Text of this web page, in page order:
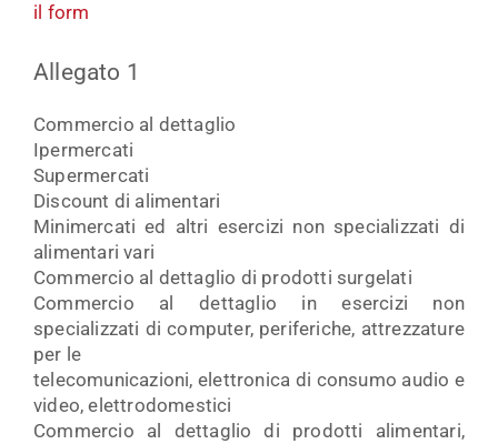
il form
Allegato 1
Commercio al dettaglio
Ipermercati
Supermercati
Discount di alimentari
Minimercati ed altri esercizi non specializzati di
alimentari vari
Commercio al dettaglio di prodotti surgelati
Commercio al dettaglio in esercizi non
specializzati di computer, periferiche, attrezzature
per le
telecomunicazioni, elettronica di consumo audio e
video, elettrodomestici
Commercio al dettaglio di prodotti alimentari,